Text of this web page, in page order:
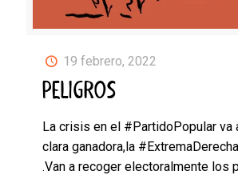
19 febrero, 2022
PELIGROS
La crisis en el #PartidoPopular va
clara ganadora,la
.Van a recoger electoralmente los